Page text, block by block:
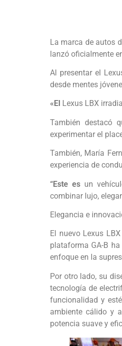
La marca de autos
lanzó oficialmente
Al presentar el
desde mentes
«El Lexus LBX
También destacó
experimentar el
También, María
experiencia de
“Este es un
combinar lujo,
Elegancia e
El nuevo Lexus
plataforma GA-B
enfoque en la
Por otro lado, su
tecnología de
funcionalidad y
ambiente cálido y
potencia suave y